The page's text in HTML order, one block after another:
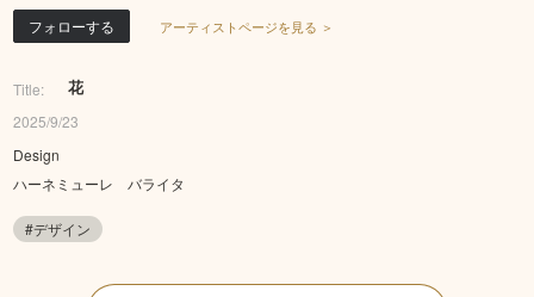
フォローする アーティストページを見る ＞
Title: 花
2025/9/23
Design
ハーネミューレ バライタ
#デザイン